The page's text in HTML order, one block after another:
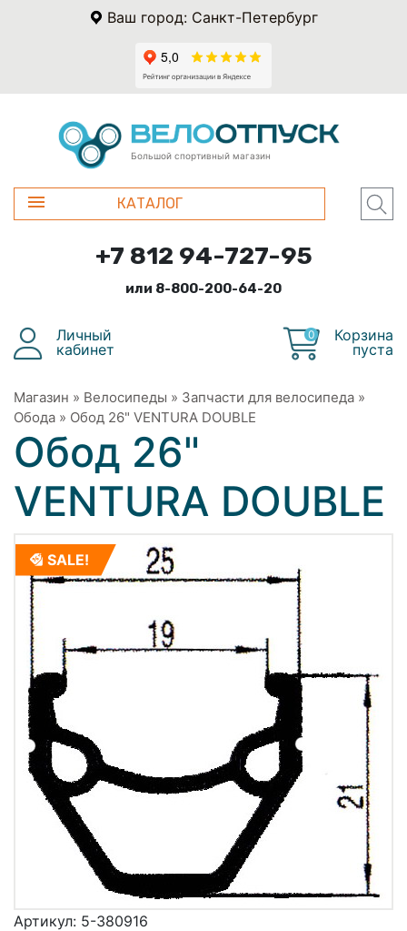
Ваш город: Санкт-Петербург
Большой спортивный магазин
КАТАЛОГ
+7 812 94-727-95
или 8-800-200-64-20
Личный
кабинет
0
Корзина
пуста
Магазин » Велосипеды » Запчасти для велосипеда »
Обода » Обод 26" VENTURA DOUBLE
Обод 26"
VENTURA DOUBLE
SALE!
Артикул: 5-380916